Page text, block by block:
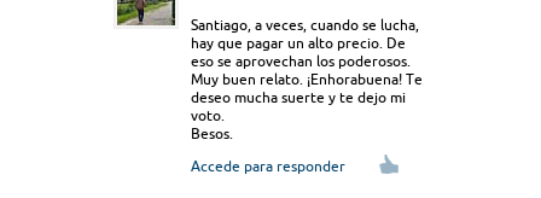
Santiago, a veces, cuando se lucha,
hay que pagar un alto precio. De
eso se aprovechan los poderosos.
Muy buen relato. ¡Enhorabuena! Te
deseo mucha suerte y te dejo mi
voto.
Besos.
Accede para responder